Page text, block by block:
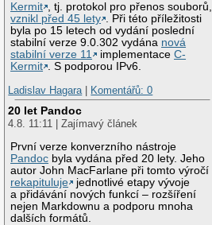
Kermit , tj. protokol pro přenos souborů,
vznikl před 45 lety . Při této příležitosti
byla po 15 letech od vydání poslední
stabilní verze 9.0.302 vydána nová
stabilní verze 11
implementaceC-
Kermit . S podporou IPv6.
Ladislav Hagara | Komentářů: 0
20 let Pandoc
4.8. 11:11 | Zajímavý článek
První verze konverzního nástroje
Pandoc byla vydána před 20 lety. Jeho
autor John MacFarlane při tomto výročí
rekapituluje
jednotlivé etapy vývoje
a přidávání nových funkcí – rozšíření
nejen Markdownu a podporu mnoha
dalších formátů.